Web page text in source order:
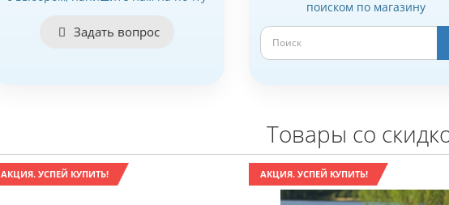
Задать вопрос
поиском по магазину
Товары со
АКЦИЯ. УСПЕЙ КУПИТЬ! АКЦИЯ. УСПЕЙ КУПИТЬ!